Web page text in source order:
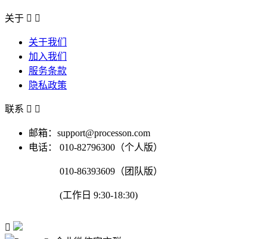
关于  
关于我们
加入我们
服务条款
隐私政策
联系  
邮箱：support@processon.com
电话：
010-82796300（个人版）
010-86393609（团队版）
(工作日 9:30-18:30)
